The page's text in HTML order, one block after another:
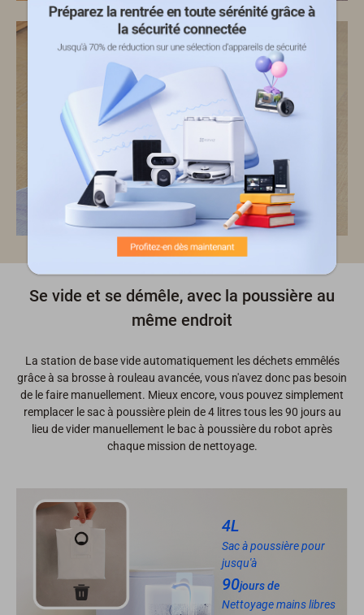
300 ml
Réservoir d'eau propre
intégré pour ajuster le
4L
Sac à poussière pour
jusqu'à
90jours de
Nettoyage mains libres
Se vide et se démêle, avec la poussière au
même endroit
La station de base vide automatiquement les déchets emmêlés
grâce à sa brosse à rouleau avancée, vous n'avez donc pas besoin
de le faire manuellement. Mieux encore, vous pouvez simplement
remplacer le sac à poussière plein de 4 litres tous les 90 jours au
lieu de vider manuellement le bac à poussière du robot après
chaque mission de nettoyage.